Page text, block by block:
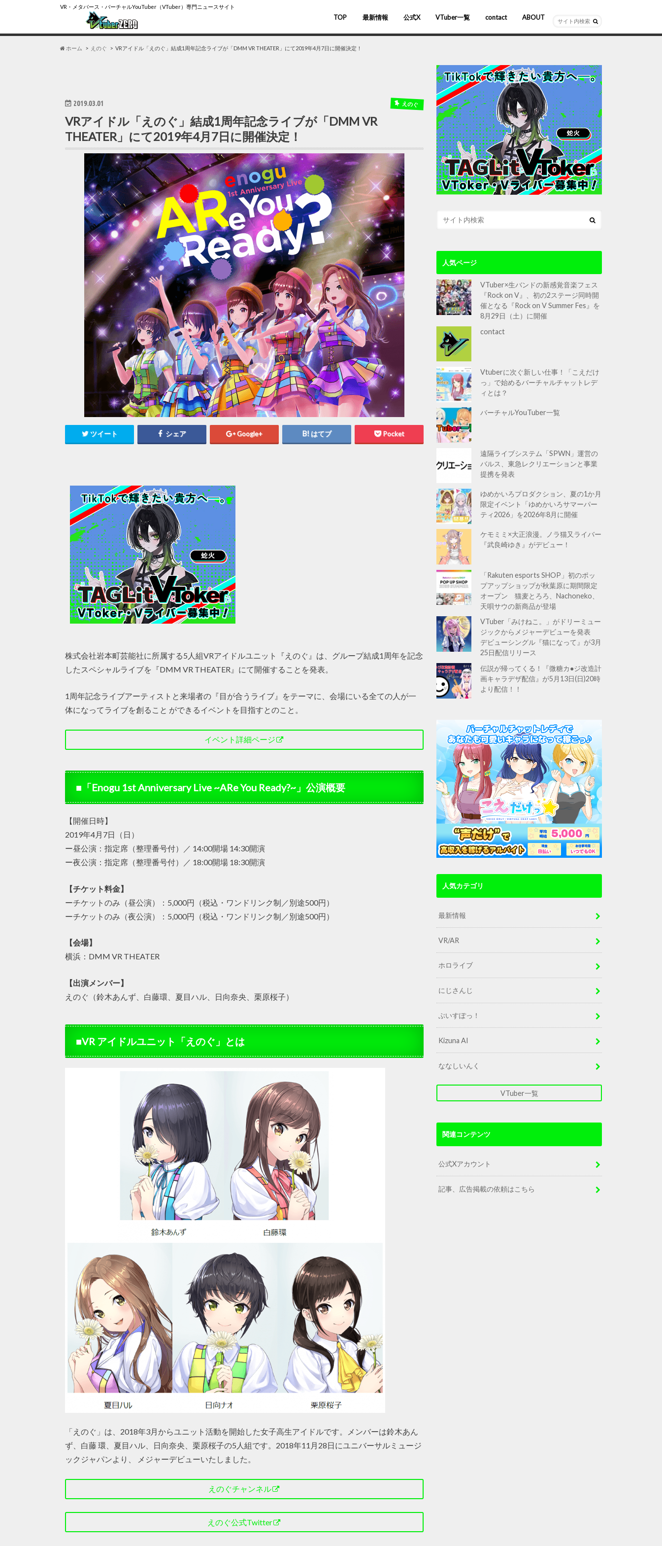
VR・メタバース・バーチャルYouTuber（VTuber）専門ニュースサイト
TOP 最新情報 公式X VTuber一覧
バーチャルYouTuber
VR/AR
ホロライブ
にじさんじ
ななしいんく
ぶいすぽっ！
contact ABOUT
ホーム えのぐ VRアイドル「えのぐ」結成1周年記念ライブが「DMM VR THEATER」にて2019年4月7日に開催決定！
2019.03.01 えのぐ
VRアイドル「えのぐ」結成1周年記念ライブが「DMM VR
THEATER」にて2019年4月7日に開催決定！
ツイート シェア Google+ はてブ Pocket
株式会社岩本町芸能社に所属する5人組VRアイドルユニット『えのぐ』は、グループ結成1周年を記念
したスペシャルライブを『DMM VR THEATER』にて開催することを発表。
1周年記念ライブアーティストと来場者の『目が合うライブ』をテーマに、会場にいる全ての人が一
体になってライブを創ること ができるイベントを目指すとのこと。
イベント詳細ページ
■「Enogu 1st Anniversary Live ~ARe You Ready?~」公演概要
【開催日時】
2019年4月7日（日）
ー昼公演：指定席（整理番号付）／ 14:00開場 14:30開演
ー夜公演：指定席（整理番号付）／ 18:00開場 18:30開演
【チケット料金】
ーチケットのみ（昼公演）：5,000円（税込・ワンドリンク制／別途500円）
ーチケットのみ（夜公演）：5,000円（税込・ワンドリンク制／別途500円）
【会場】
横浜：DMM VR THEATER
【出演メンバー】
えのぐ（鈴木あんず、白藤環、夏目ハル、日向奈央、栗原桜子）
■VR アイドルユニット「えのぐ」とは
「えのぐ」は、2018年3月からユニット活動を開始した女子高生アイドルです。メンバーは鈴木あん
ず、白藤 環、夏目ハル、日向奈央、栗原桜子の5人組です。2018年11月28日にユニバーサルミュージ
ックジャパンより、 メジャーデビューいたしました。
えのぐチャンネル
えのぐ公式Twitter
人気ページ
VTuber×生バンドの新感覚音楽フェス
『Rock on V』、初の2ステージ同時開
催となる『Rock on V Summer Fes』を
8月29日（土）に開催
contact
Vtuberに次ぐ新しい仕事！「こえだけ
っ」で始めるバーチャルチャットレデ
ィとは？
バーチャルYouTuber一覧
遠隔ライブシステム「SPWN」運営の
バルス、東急レクリエーションと事業
提携を発表
ゆめかいろプロダクション、夏の1か月
限定イベント「ゆめかいろサマーパー
ティ2026」を2026年8月に開催
ケモミミ×大正浪漫。ノラ猫又ライバー
『武良崎ゆき』がデビュー！
「Rakuten esports SHOP」初のポッ
プアップショップが秋葉原に期間限定
オープン 猫麦とろろ、Nachoneko、
天唄サウの新商品が登場
VTuber「みけねこ。」がドリーミュー
ジックからメジャーデビューを発表
デビューシングル『猫になって』が3月
25日配信リリース
伝説が帰ってくる！『微糖カ●ジ改造計
画キャラデザ配信』が5月13日(日)20時
より配信！！
人気カテゴリ
最新情報
VR/AR
ホロライブ
にじさんじ
ぶいすぽっ！
Kizuna AI
ななしいんく
VTuber一覧
関連コンテンツ
公式Xアカウント
記事、広告掲載の依頼はこちら